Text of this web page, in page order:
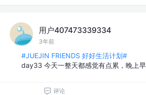
用户407473339334
3年前
#JUEJIN FRIENDS 好好生活计划#
day33 今天一整天都感觉有点累，晚上
评论